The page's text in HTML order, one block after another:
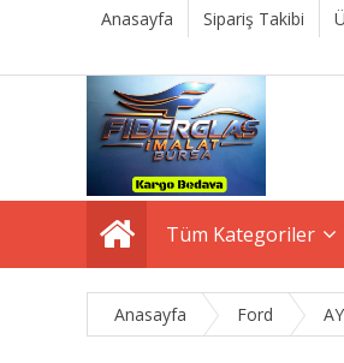
Anasayfa Sipariş Takibi
Tüm Kategoriler
Anasayfa Ford